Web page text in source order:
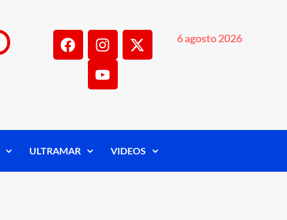
6 agosto 2026
ULTRAMAR VIDEOS